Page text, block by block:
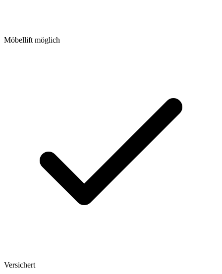
Möbellift möglich
Versichert